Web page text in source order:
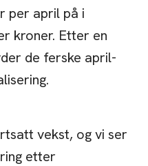
per april på i
kroner. Etter en
de ferske april-
vekst, og vi ser
etter